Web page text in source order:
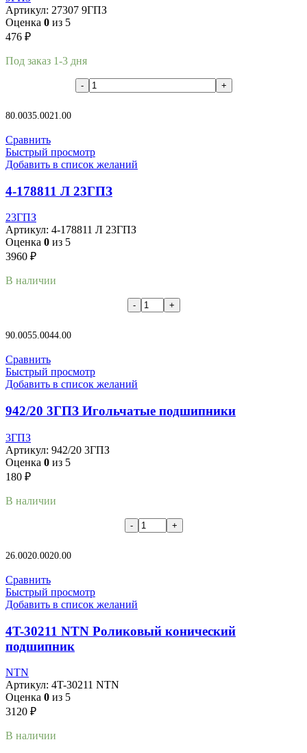
Артикул: 27307 9ГПЗ
Оценка 0 из 5
476 ₽
Под заказ 1-3 дня
80.0035.0021.00
Сравнить
Быстрый просмотр
Добавить в список желаний
4-178811 Л 23ГПЗ
23ГПЗ
Артикул: 4-178811 Л 23ГПЗ
Оценка 0 из 5
3960 ₽
В наличии
90.0055.0044.00
Сравнить
Быстрый просмотр
Добавить в список желаний
942/20 3ГПЗ Игольчатые подшипники
3ГПЗ
Артикул: 942/20 3ГПЗ
Оценка 0 из 5
180 ₽
В наличии
26.0020.0020.00
Сравнить
Быстрый просмотр
Добавить в список желаний
4T-30211 NTN Роликовый конический
подшипник
NTN
Артикул: 4T-30211 NTN
Оценка 0 из 5
3120 ₽
В наличии